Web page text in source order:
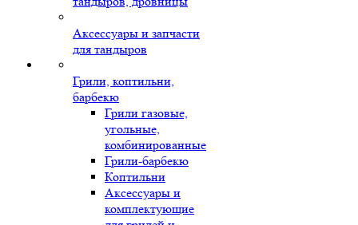
Аксессуары и запчасти
для тандыров
Грили, коптильни,
барбекю
Грили газовые,
угольные,
комбинированные
Грили-барбекю
Коптильни
Аксессуары и
комплектующие